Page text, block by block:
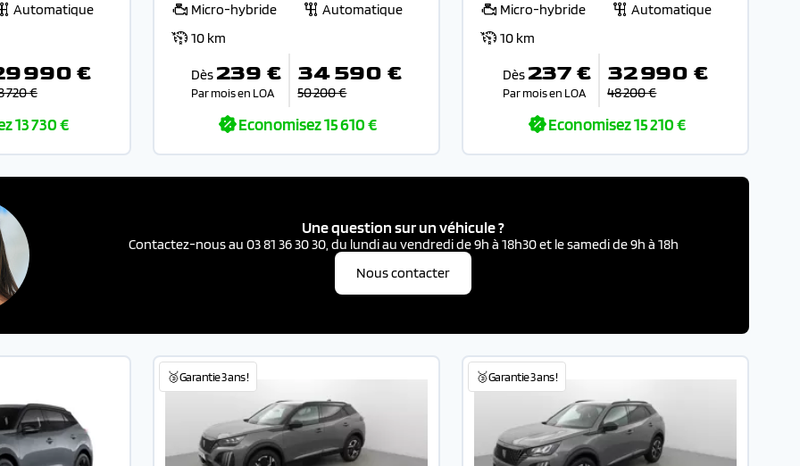
Automatique
990 €
720 €
13 730 €
Micro-hybride
Automatique
10 km
Dès 239 €
Par mois en LOA
34 590 €
50 200 €
Economisez15 610 €
Micro-hybride
Automatique
10 km
Dès 237 €
Par mois en LOA
32 990 €
48 200 €
Economisez15 210 €
Une question sur un véhicule ?
Contactez-nous au 03 81 36 30 30, du lundi au vendredi de 9h à 18h30 et le samedi de 9h à 18h
Nous contacter
🥉Garantie 3 ans ! 🥉Garantie 3 ans !